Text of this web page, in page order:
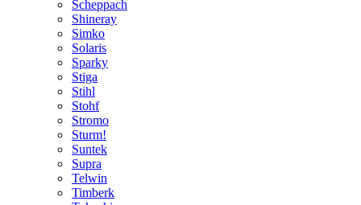
Scheppach
Shineray
Simko
Solaris
Sparky
Stiga
Stihl
Stohf
Stromo
Sturm!
Suntek
Supra
Telwin
Timberk